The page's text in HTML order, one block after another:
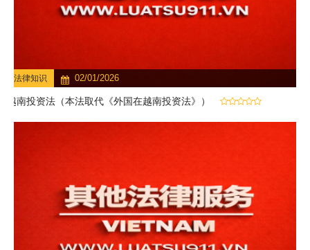
法律知识 02/01/2026
越南投资法（本法取代《外国在越南投资法》）